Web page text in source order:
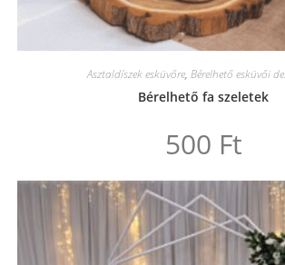
Asztaldíszek esküvőre, Bérelhető esküvői
Bérelhető fa szeletek
500 Ft